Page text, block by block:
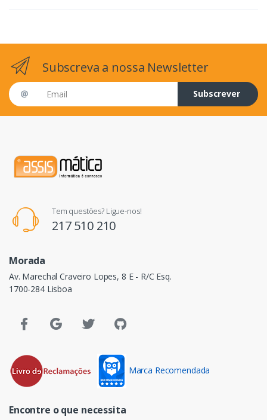
Subscreva a nossa Newsletter
Email address
Subscrever
Tem questões? Ligue-nos!
217 510 210
Morada
Av. Marechal Craveiro Lopes, 8 E - R/C Esq.
1700-284 Lisboa
Marca Recomendada
Encontre o que necessita